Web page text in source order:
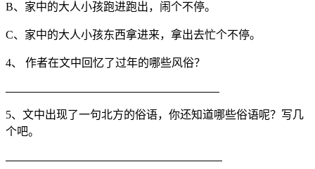
B、家中的大人小孩跑进跑出，闹个不停。
C、家中的大人小孩东西拿进来，拿出去忙个不停。
4、 作者在文中回忆了过年的哪些风俗？
5、文中出现了一句北方的俗语，你还知道哪些俗语呢？写几
个吧。